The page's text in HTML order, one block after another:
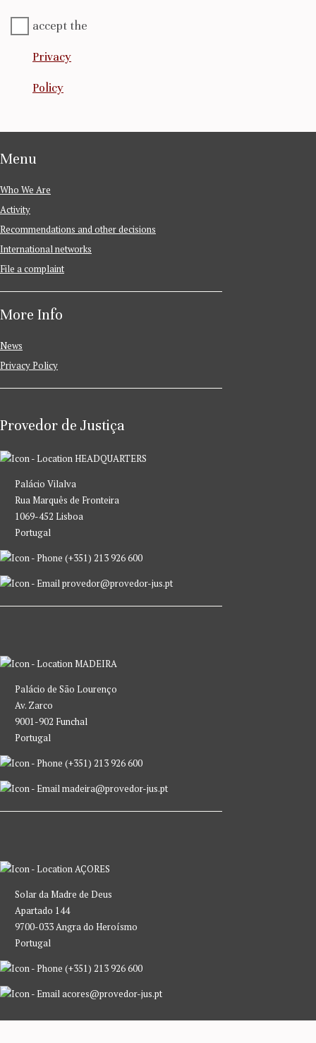
accept the
Privacy
Policy
Menu
Who We Are
Activity
Recommendations and other decisions
International networks
File a complaint
More Info
News
Privacy Policy
Provedor de Justiça
HEADQUARTERS
Palácio Vilalva
Rua Marquês de Fronteira
1069-452 Lisboa
Portugal
(+351) 213 926 600
provedor@provedor-jus.pt
MADEIRA
Palácio de São Lourenço
Av. Zarco
9001-902 Funchal
Portugal
(+351) 213 926 600
madeira@provedor-jus.pt
AÇORES
Solar da Madre de Deus
Apartado 144
9700-033 Angra do Heroísmo
Portugal
(+351) 213 926 600
acores@provedor-jus.pt